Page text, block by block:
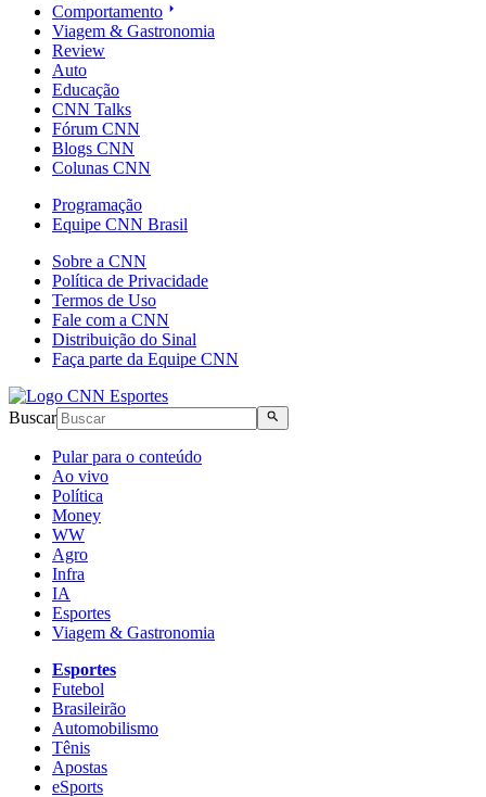
Comportamento
Viagem & Gastronomia
Review
Auto
Educação
CNN Talks
Fórum CNN
Blogs CNN
Colunas CNN
Programação
Equipe CNN Brasil
Sobre a CNN
Política de Privacidade
Termos de Uso
Fale com a CNN
Distribuição do Sinal
Faça parte da Equipe CNN
Buscar
Pular para o conteúdo
Ao vivo
Política
Money
WW
Agro
Infra
IA
Esportes
Viagem & Gastronomia
Esportes
Futebol
Brasileirão
Automobilismo
Tênis
Apostas
eSports